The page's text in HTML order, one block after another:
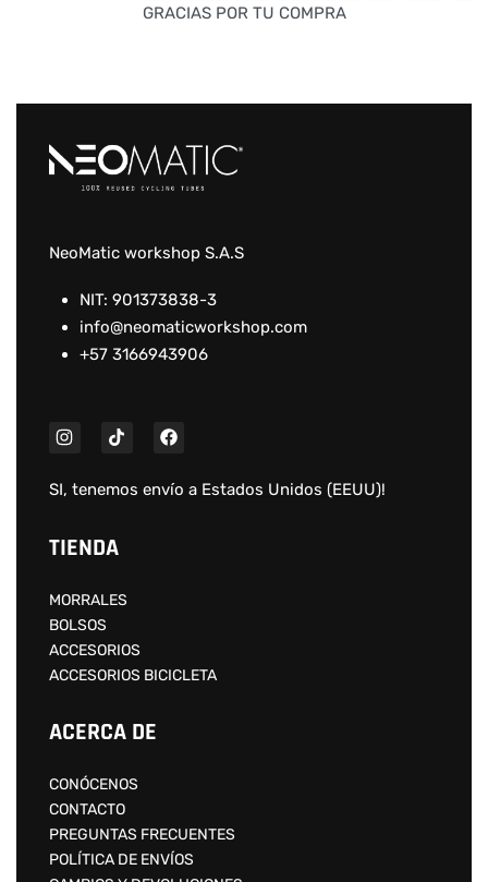
GRACIAS POR TU COMPRA
NeoMatic workshop S.A.S
NIT: 901373838-3
info@neomaticworkshop.com
+57 3166943906
SI, tenemos envío a Estados Unidos (EEUU)!
TIENDA
MORRALES
BOLSOS
ACCESORIOS
ACCESORIOS BICICLETA
ACERCA DE
CONÓCENOS
CONTACTO
PREGUNTAS FRECUENTES
POLÍTICA DE ENVÍOS